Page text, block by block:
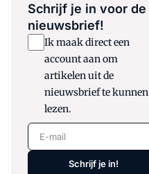
Schrijf je in voor de
nieuwsbrief!
Ik maak direct een
account aan om
artikelen uit de
nieuwsbrief te kunnen
lezen.
E-mail
Schrijf je in!